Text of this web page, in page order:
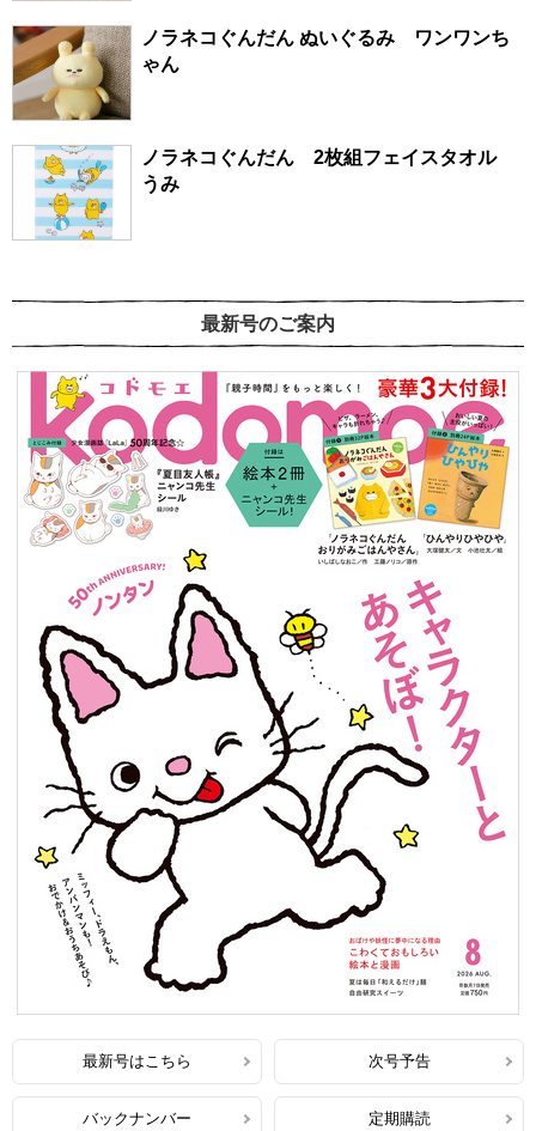
ノラネコぐんだん ぬいぐるみ ワンワンち
ゃん
ノラネコぐんだん 2枚組フェイスタオル
うみ
最新号のご案内
最新号はこちら 次号予告
バックナンバー 定期購読